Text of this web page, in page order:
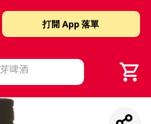
打開 App 落單